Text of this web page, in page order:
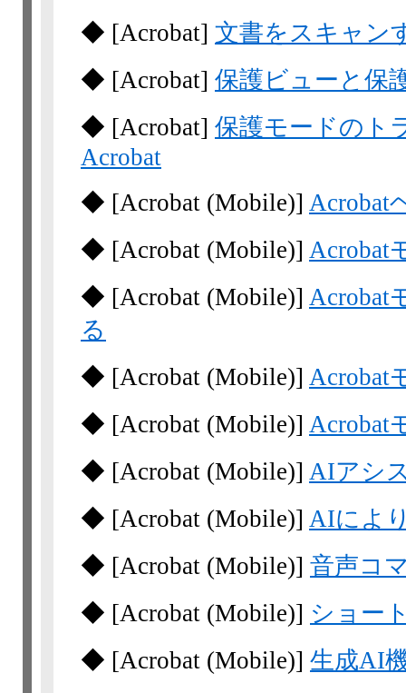
◆ [Acrobat] 文書をスキャン
◆ [Acrobat] 保護ビューと保
◆ [Acrobat] 保護モードのト
Acrobat
◆ [Acrobat (Mobile)] Acrobat
◆ [Acrobat (Mobile)] Acrobat
◆ [Acrobat (Mobile)] Acrobat
る
◆ [Acrobat (Mobile)] Acrobat
◆ [Acrobat (Mobile)] Acrobat
◆ [Acrobat (Mobile)] AIアシ
◆ [Acrobat (Mobile)] AIによ
◆ [Acrobat (Mobile)] 音声コ
◆ [Acrobat (Mobile)] ショー
◆ [Acrobat (Mobile)] 生成AI